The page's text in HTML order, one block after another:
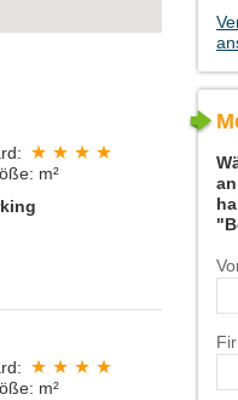
m²
m²